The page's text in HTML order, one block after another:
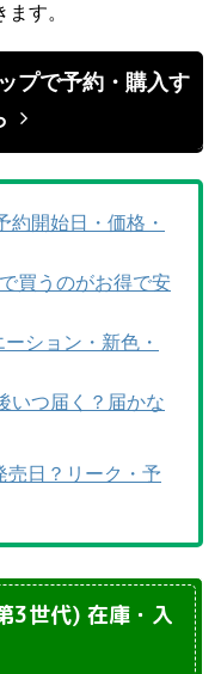
す。
プで予約・購入す
開始日・価格・
買うのがお得で安
ション・新色・
いつ届く？届かな
日？リーク・予
3世代) 在庫・入